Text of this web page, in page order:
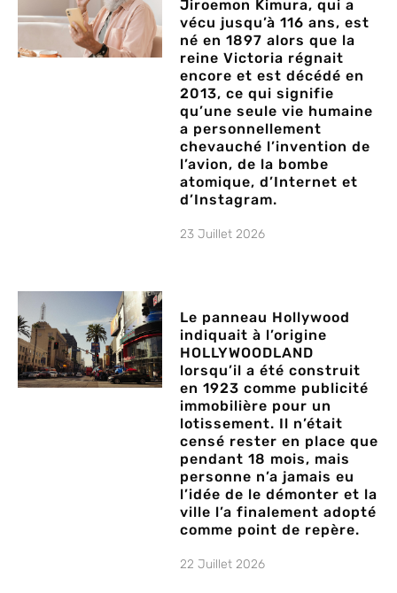
Jiroemon Kimura, qui a
vécu jusqu’à 116 ans, est
né en 1897 alors que la
reine Victoria régnait
encore et est décédé en
2013, ce qui signifie
qu’une seule vie humaine
a personnellement
chevauché l’invention de
l’avion, de la bombe
atomique, d’Internet et
d’Instagram.
23 Juillet 2026
Le panneau Hollywood
indiquait à l’origine
HOLLYWOODLAND
lorsqu’il a été construit
en 1923 comme publicité
immobilière pour un
lotissement. Il n’était
censé rester en place que
pendant 18 mois, mais
personne n’a jamais eu
l’idée de le démonter et la
ville l’a finalement adopté
comme point de repère.
22 Juillet 2026